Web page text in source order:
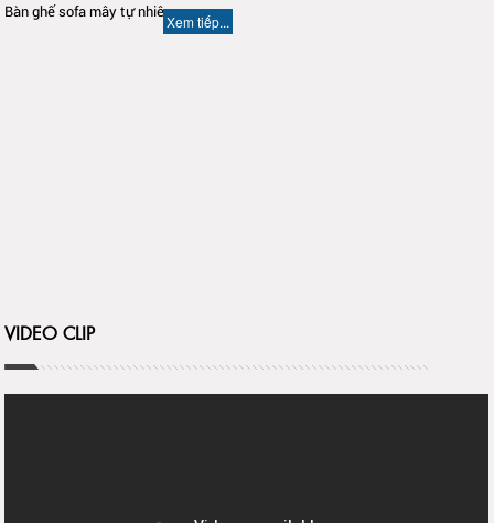
Bàn ghế sofa mây tự nhiên
Xem tiếp...
VIDEO CLIP